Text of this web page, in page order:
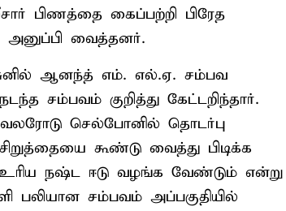
பிணத்தை கைப்பற்றி பிரேத
அனுப்பி வைத்தனர்.
ஆனந்த் எம். எல்.ஏ. சம்பவ
சம்பவம் குறித்து கேட்டறிந்தார்.
செல்போனில் தொடர்பு
கூண்டு வைத்து பிடிக்க
உரிய நஷ்ட ஈடு வழங்க வேண்டும் என்று
பலியான சம்பவம் அப்பகுதியில்